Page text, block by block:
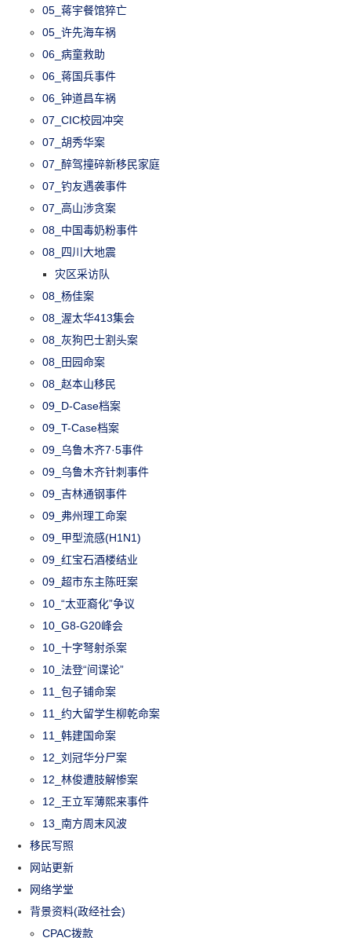
05_蒋宇餐馆猝亡
05_许先海车祸
06_病童救助
06_蒋国兵事件
06_钟道昌车祸
07_CIC校园冲突
07_胡秀华案
07_醉驾撞碎新移民家庭
07_钓友遇袭事件
07_高山涉贪案
08_中国毒奶粉事件
08_四川大地震
灾区采访队
08_杨佳案
08_渥太华413集会
08_灰狗巴士割头案
08_田园命案
08_赵本山移民
09_D-Case档案
09_T-Case档案
09_乌鲁木齐7·5事件
09_乌鲁木齐针刺事件
09_吉林通钢事件
09_弗州理工命案
09_甲型流感(H1N1)
09_红宝石酒楼结业
09_超市东主陈旺案
10_“太亚裔化”争议
10_G8-G20峰会
10_十字弩射杀案
10_法登“间谍论”
11_包子铺命案
11_约大留学生柳乾命案
11_韩建国命案
12_刘冠华分尸案
12_林俊遭肢解惨案
12_王立军薄熙来事件
13_南方周末风波
移民写照
网站更新
网络学堂
背景资料(政经社会)
CPAC拨款